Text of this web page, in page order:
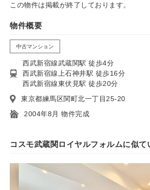
この物件は掲載が終了しております。
物件概要
中古マンション
西武新宿線武蔵関駅 徒歩4分
西武新宿線上石神井駅 徒歩16分
西武新宿線東伏見駅 徒歩20分
東京都練馬区関町北一丁目25-20
2004年8月 物件完成
コスモ武蔵関ロイヤルフォルムに似て